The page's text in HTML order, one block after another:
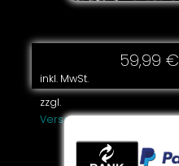
59,99€
inkl. MwSt.
zzgl.
Versandkosten